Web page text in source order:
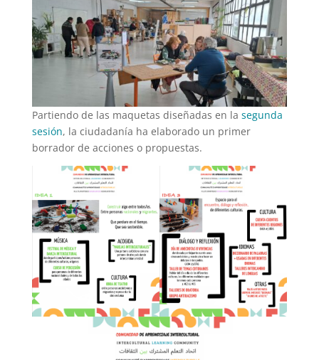
Partiendo de las maquetas diseñadas en la segunda
sesión, la ciudadanía ha elaborado un primer
borrador de acciones o propuestas.